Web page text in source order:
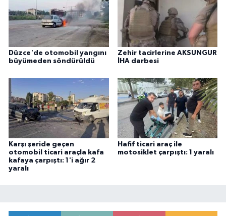
Düzce'de otomobil yangını
büyümeden söndürüldü
Zehir tacirlerine AKSUNGUR
İHA darbesi
Karşı şeride geçen
otomobil ticari araçla kafa
kafaya çarpıştı: 1'i ağır 2
yaralı
Hafif ticari araç ile
motosiklet çarpıştı: 1 yaralı